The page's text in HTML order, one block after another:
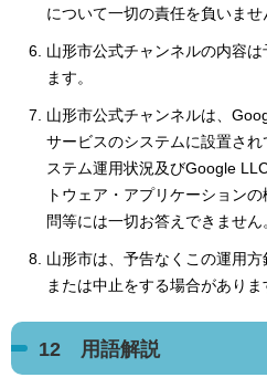
について一切の責任を負いませ
山形市公式チャンネルの内容
ます。
山形市公式チャンネルは、
サービスのシステムに設置さ
ステム運用状況及びGoogle
トウェア・アプリケーション
問等には一切お答えできません
山形市は、予告なくこの運用
または中止をする場合がありま
12 用語解説